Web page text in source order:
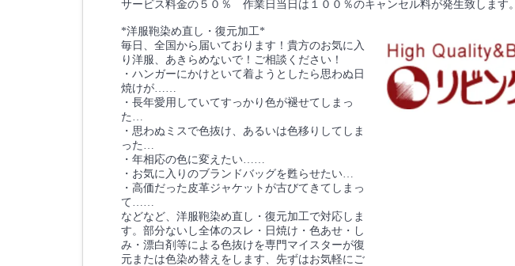
サービス料金の５０％ 作業日当日は１００％のキャンセル料が発生致します。
*洋服鞄染め直し・復元加工*
毎日、全国から届いております！貴方のお気に入
り洋服、あきらめないで！ご相談ください！
・ハンガーにかけといて着ようとしたら思わぬ日
焼けが……
・長年愛用していてすっかり色が褪せてしまっ
た…
・思わぬミスで色抜け、あるいは色移りしてしま
った…
・年相応の色に変えたい……
・お気に入りのブランドバッグを甦らせたい…
・高価だった皮革ジャケットが古びてきてしまっ
て……
などなど、洋服鞄染め直し・復元加工で対応しま
す。部分ないし全体のスレ・日焼け・色あせ・し
み・漂白剤等による色抜けを専門マイスターが復
元または色染め替えをします、先ずはお気軽にご